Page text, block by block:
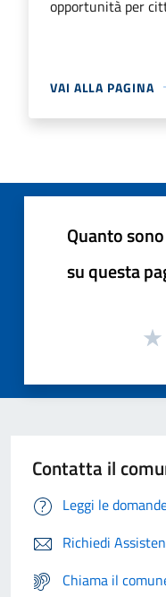
opportunità per
VAI ALLA PAGINA
Quanto
su questa
Contatta il
Leggi le
Richiedi
Chiama il